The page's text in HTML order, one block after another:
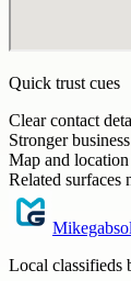
Quick trust cues
Clear contact
Stronger
Map and location
Related surfaces
Local classifieds